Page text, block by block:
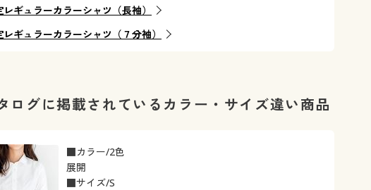
ギュラーカラーシャツ（長袖）
ギュラーカラーシャツ（７分袖）
ログに掲載されているカラー・サイズ違い商品
■カラー/2色
展開
■サイズ/S